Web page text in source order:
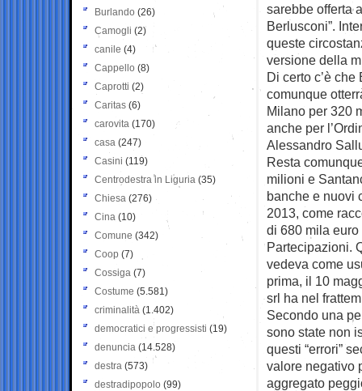
sarebbe offerta
Berlusconi”.
queste
versione della
Di certo c’è
comunque
Milano per 320
anche per
Alessandro
Resta
milioni e
banche e nuovi
2013, come
di 680 mila
Partecipazioni.
vedeva come
prima, il 10
srl ha nel
Secondo una
sono state non
questi “errori”
valore negativo
aggregato
Burlando (26)
Camogli (2)
canile (4)
Cappello (8)
Caprotti (2)
Caritas (6)
carovita (170)
casa (247)
Casini (119)
Centrodestra in Liguria (35)
Chiesa (276)
Cina (10)
Comune (342)
Coop (7)
Cossiga (7)
Costume (5.581)
criminalità (1.402)
democratici e progressisti (19)
denuncia (14.528)
destra (573)
destradipopolo (99)